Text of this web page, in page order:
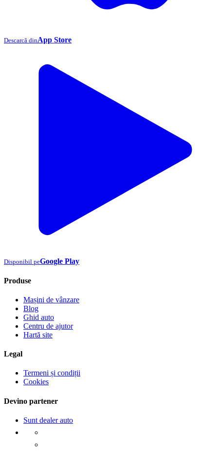
Descarcă dinApp Store
Disponibil peGoogle Play
Produse
Mașini de vânzare
Blog
Ghid auto
Centru de ajutor
Hartă site
Legal
Termeni și condiții
Cookies
Devino partener
Sunt dealer auto